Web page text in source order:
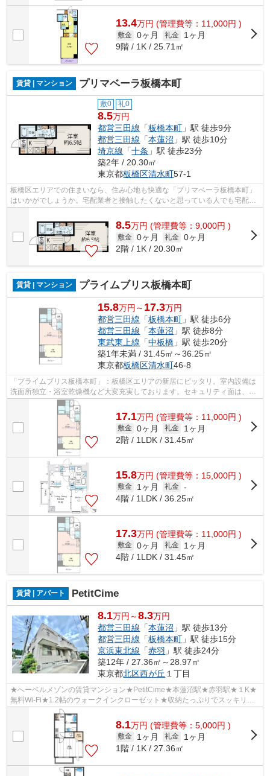
13.4万円 (管理費等：11,000円 )
敷金 0ヶ月 礼金
1ヶ月
9階 / 1K / 25.71㎡
賃貸 | マンション プリマベーラ板橋本町
敷0 礼0
8.5万円
都営三田線 「板橋本町 」駅 徒歩9分
都営三田線 「本蓮沼 」駅 徒歩10分
埼京線 「十条 」駅 徒歩23分
築2年 / 20.30㎡
東京都板橋区清水町57-1
板橋区エリアでの住まいなら、住み心地も快適な「プリマベーラ板橋本町」
はいかがでしょうか。宅配業者と接触したくないと思っている人でも宅配ボ
8.5万円 (管理費等：9,000円 )
敷金 0ヶ月 礼金 0ヶ月
2階 / 1K / 20.30㎡
賃貸 | マンション プライムブリス板橋本町
15.8万円～ 17.3万円
都営三田線 「板橋本町 」駅 徒歩6分
都営三田線 「本蓮沼 」駅 徒歩8分
東武東上線 「中板橋 」駅 徒歩20分
築1年未満 / 31.45㎡～36.25㎡
東京都板橋区清水町46-8
「プライムブリス板橋本町」：板橋区エリアの新居にピッタリ。室内設備は
洗面所独立・浴室乾燥機など大変充実しております。セキュリティ面は、オ
ートロック・TVインターホンなどを備...
17.1万円 (管理費等：11,000円 )
敷金 0ヶ月 礼金
1ヶ月
2階 / 1LDK / 31.45㎡
15.8万円 (管理費等：15,000円 )
敷金 1ヶ月 礼金 -
4階 / 1LDK / 36.25㎡
17.3万円 (管理費等：11,000円 )
敷金 0ヶ月 礼金
1ヶ月
4階 / 1LDK / 31.45㎡
賃貸 | アパート PetitCime
8.1万円～8.3万円
都営三田線 「本蓮沼 」駅 徒歩13分
都営三田線 「板橋本町 」駅 徒歩15分
京浜東北線 「赤羽 」駅 徒歩24分
築12年 / 27.36㎡～28.97㎡
東京都北区西が丘 １丁目
★へーベルメゾンの賃貸マンション★PetitCime★本蓮沼駅★赤羽駅★１K★
無料Wi-Fi★1.2帖のウォークインクローゼット★収納たっぷりでスッキリ暮
らしをしませんか。１階でも安心のシャッター...
8.1万円 (管理費等：5,000円 )
敷金 1ヶ月 礼金
1ヶ月
1階 / 1K / 27.36㎡